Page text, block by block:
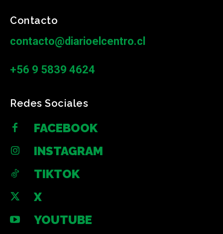
Contacto
contacto@diarioelcentro.cl
+56 9 5839 4624
Redes Sociales
FACEBOOK
INSTAGRAM
TIKTOK
X
YOUTUBE